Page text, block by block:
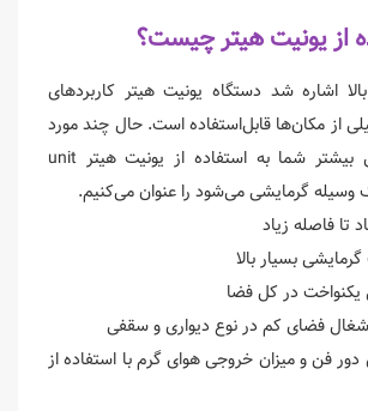
از یونیت هیتر چیست؟
اشاره شد دستگاه یونیت هیتر کاربردهای
از مکان‌ها قابل‌استفاده است. حال چند مورد
را که باعث تمایل بیشتر شما به استفاده از یونیت هیتر unit
دور فن و میزان خروجی هوای گرم با استفاده از